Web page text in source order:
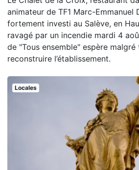
animateur de TF1 Marc-Emmanuel
fortement investi au Salève, en
ravagé par un incendie mardi 4
de "Tous ensemble" espère
reconstruire l’établissement.
Locales